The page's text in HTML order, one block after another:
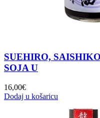
SUEHIRO,
SOJA U
16,00€
Dodaj u košaricu